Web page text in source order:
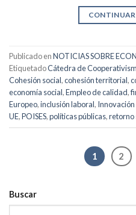
Publicado enNOTICIAS SOBRE
EtiquetadoCátedra de
Cohesión social,cohesión territorial,
economía social,Empleo de calidad,
Europeo,inclusión laboral, Innovación
UE,POISES,políticas públicas,retorno
1 2
Buscar